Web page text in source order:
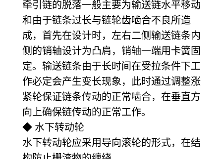
牵引链的脱落一般主要为输送链水平移动
和由于链条过长与链轮齿啮合不良所造
成，首先在设计时，左右二侧输送链条内
侧的销轴设计为凸肩，销轴一端用卡簧固
定。输送链条由于长时间在受拉条件下工
作必定会产生变长现象，此时通过调整涨
紧轮保证链条传动的正常啮合，在垂直方
向上确保链传动的正常工作。
◆ 水下转动轮
水下转动轮应采用导向滚轮的形式，在结